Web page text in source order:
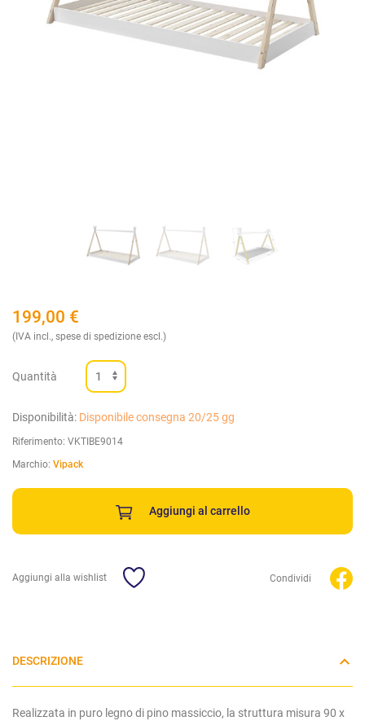
199,00 €
(IVA incl., spese di spedizione escl.)
Quantità
Disponibilità: Disponibile consegna 20/25 gg
Riferimento: VKTIBE9014
Marchio: Vipack
Aggiungi al carrello
Aggiungi alla wishlist Condividi
DESCRIZIONE
Realizzata in puro legno di pino massiccio, la struttura misura 90 x